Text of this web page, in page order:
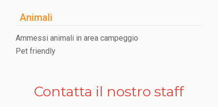
Animali
Ammessi animali in area campeggio
Pet friendly
Contatta il nostro staff